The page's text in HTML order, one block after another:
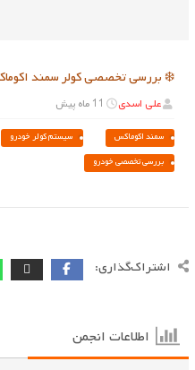
❄️ بررسی تخصصی کولر سمند
علی اسدی 11 ماه پیش
سمند اکوماکس سیستم کولر خودرو
بررسی تخصصی خودرو
اشتراک‌گذاری:
اطلاعات انجمن